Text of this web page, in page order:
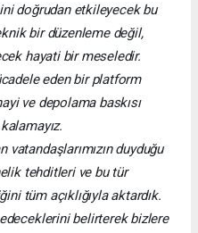
doğrudan etkileyecek bu
bir düzenleme değil,
hayati bir meseledir.
eden bir platform
ve depolama baskısı
vatandaşlarımızın duyduğu
tehditleri ve bu tür
tüm açıklığıyla aktardık.
belirterek bizlere